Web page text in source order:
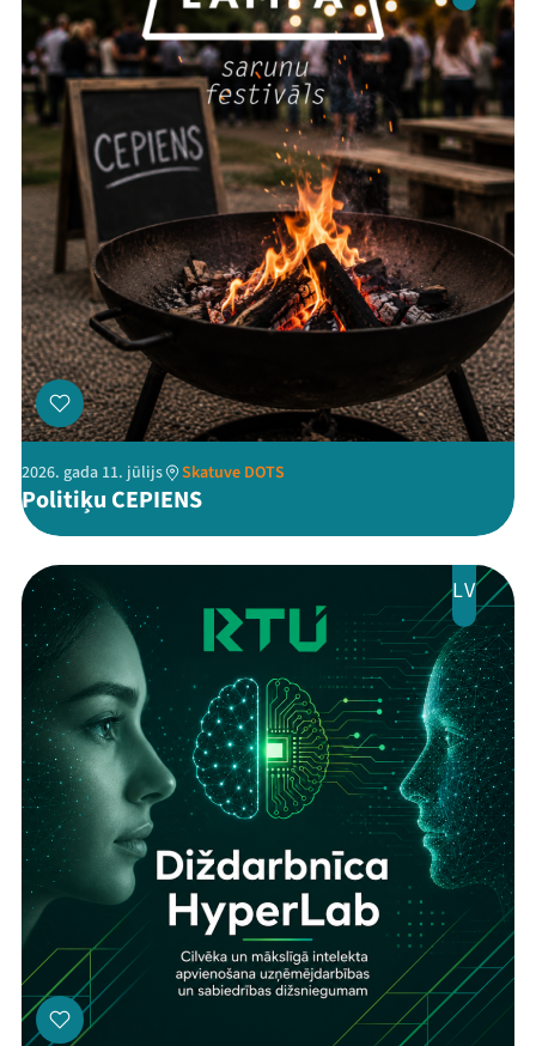
Festivāls
Programma
Arhīvs
Viņi bija LAMPĀ 2026
Jaunumi
Ziedo
Kontakti
ThreadsFacebookYoutube
X Instagram
Flick TikTok
2026. gada 11. jūlijs Skatuve DOTS
Politiķu CEPIENS
LV